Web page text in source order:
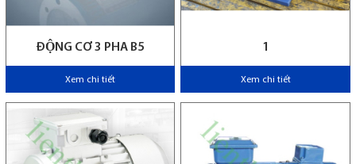
ĐỘNG CƠ 3 PHA B5
Xem chi tiết
1
Xem chi tiết